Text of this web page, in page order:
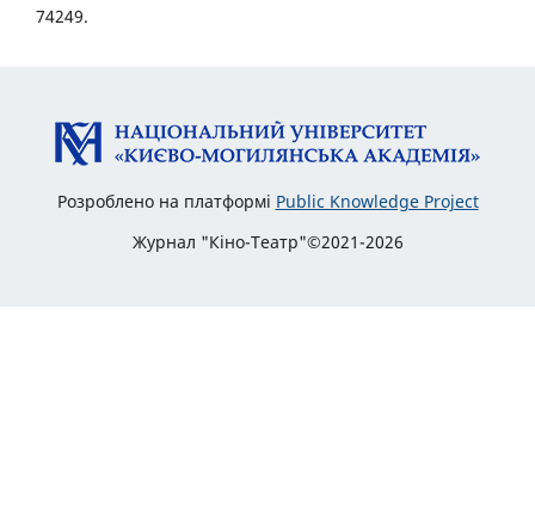
74249.
Розроблено на платформі Public Knowledge Project
Журнал "Кіно-Театр"©2021-2026